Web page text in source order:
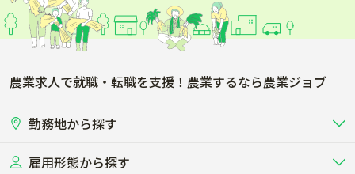
農業求人で就職・転職を支援！農業するなら農業ジョブ
勤務地から探す
北海道雇用形態から探す